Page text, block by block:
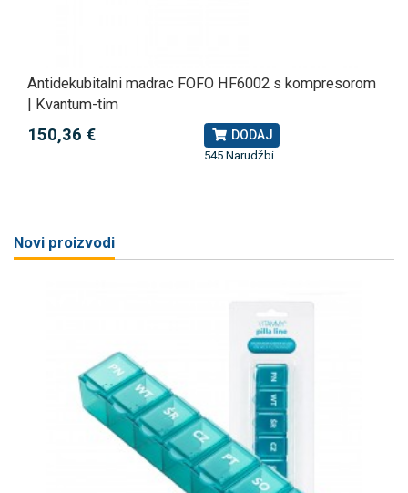
Antidekubitalni madrac FOFO HF6002 s kompresorom
| Kvantum-tim
150,36 € DODAJ
545 Narudžbi
Novi proizvodi